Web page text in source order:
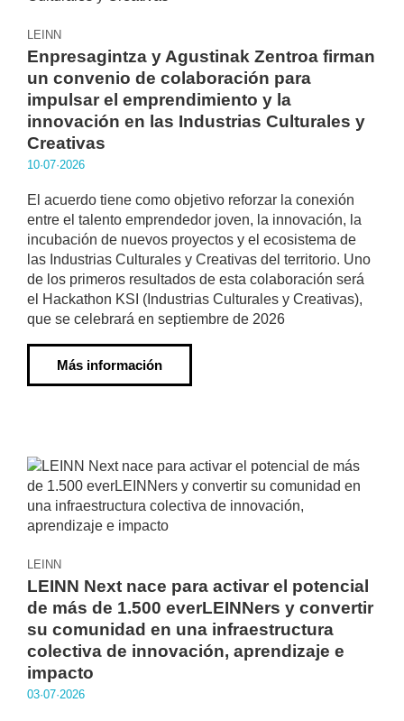
LEINN
Enpresagintza y Agustinak Zentroa firman
un convenio de colaboración para
impulsar el emprendimiento y la
innovación en las Industrias Culturales y
Creativas
10·07·2026
El acuerdo tiene como objetivo reforzar la conexión
entre el talento emprendedor joven, la innovación, la
incubación de nuevos proyectos y el ecosistema de
las Industrias Culturales y Creativas del territorio. Uno
de los primeros resultados de esta colaboración será
el Hackathon KSI (Industrias Culturales y Creativas),
que se celebrará en septiembre de 2026
Más información
LEINN
LEINN Next nace para activar el potencial
de más de 1.500 everLEINNers y convertir
su comunidad en una infraestructura
colectiva de innovación, aprendizaje e
impacto
03·07·2026